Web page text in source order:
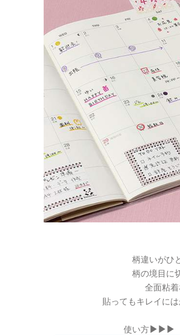
柄違いがひ
柄の境目に
全面粘着
貼ってもキレイに
使い方